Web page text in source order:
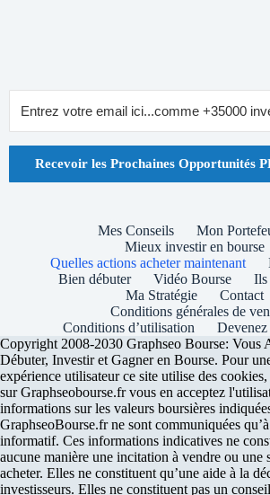
Recevoir les Prochaines Opportunités
Mes Conseils
Mon
Mieux investir en bourse
Quelles actions acheter maintenant
Bien débuter
Vidéo Bourse
Ils
Ma Stratégie
Contact
Conditions générales de
Conditions d’utilisation
Copyright 2008-2030 Graphseo Bourse: Vous
Débuter, Investir et Gagner en Bourse. Pour
expérience utilisateur ce site utilise des
sur Graphseobourse.fr vous en acceptez
informations sur les valeurs boursières
GraphseoBourse.fr ne sont communiquées
informatif. Ces informations indicatives ne
aucune manière une incitation à vendre ou une
acheter. Elles ne constituent qu’une aide à la
investisseurs. Elles ne constituent pas un conseil